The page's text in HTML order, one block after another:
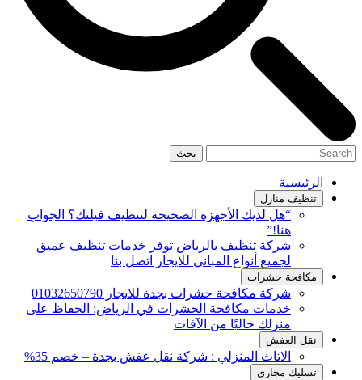
بحث
الرئيسية
تنظيف منازل
“هل لديك الأجهزة الصحيحة لتنظيف فيلتك؟ الجواب
هنا!”
شركة تنظيف بالرياض توفر خدمات تنظيف عميق
لجميع أنواع المباني للايجار اتصل بنا
مكافحة حشرات
شركة مكافحة حشرات بجدة للايجار 01032650790
خدمات مكافحة الحشرات في الرياض: الحفاظ على
منزلك خاليًا من الآفات
نقل العفش
الاثاث المنزلي : شركة نقل عفش بجدة – خصم 35%
تسليك مجاري